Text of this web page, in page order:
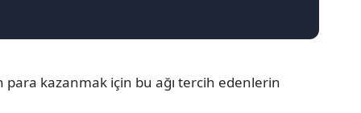
kazanmak için bu ağı tercih edenlerin